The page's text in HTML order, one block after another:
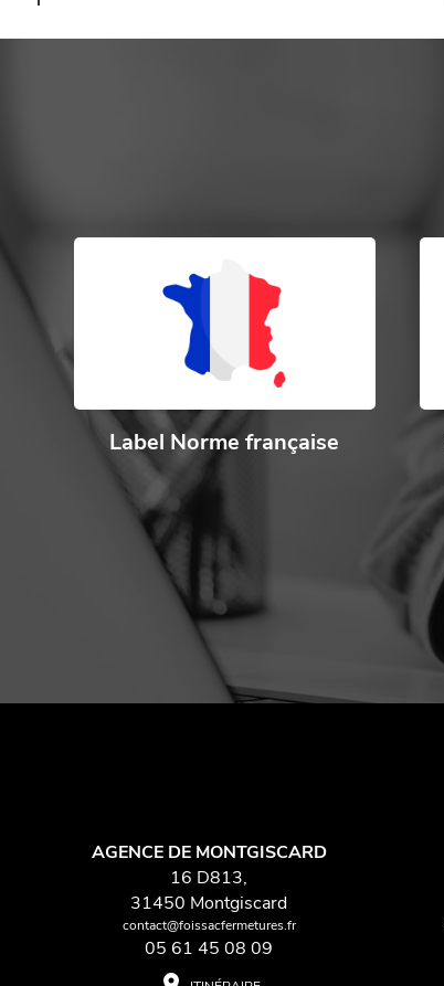
Label Norme française
AGENCE DE MONTGISCARD
16 D813,
31450 Montgiscard
contact@foissacfermetures.fr
05 61 45 08 09